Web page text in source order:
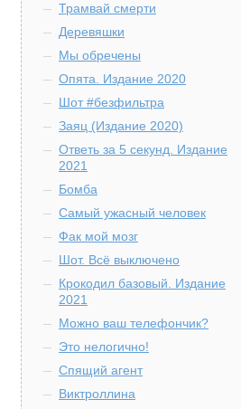
Трамвай смерти
Деревяшки
Мы обречены
Опята. Издание 2020
Шот #безфильтра
Заяц (Издание 2020)
Ответь за 5 секунд. Издание
2021
Бомба
Самый ужасный человек
Фак мой мозг
Шот. Всё выключено
Крокодил базовый. Издание
2021
Можно ваш телефончик?
Это нелогично!
Спящий агент
Виктроллина